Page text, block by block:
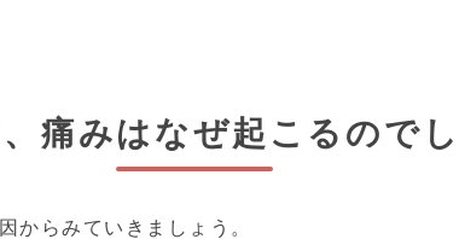
痛みはなぜ起こるので
からみていきましょう。